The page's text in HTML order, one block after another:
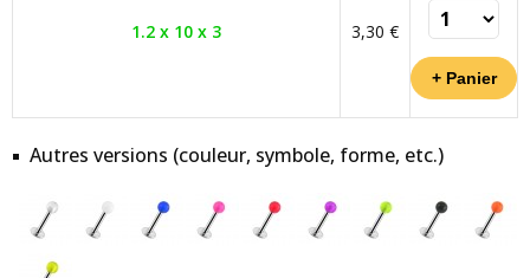
1.2 x 10 x 3 3,30 €
Autres versions (couleur, symbole, forme, etc.)